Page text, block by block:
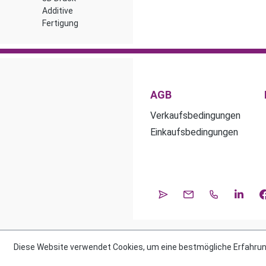
Additive
Fertigung
AGB
Verkaufsbedingungen
Einkaufsbedingungen
Alle Preise
Diese Website verwendet Cookies, um eine bestmögliche